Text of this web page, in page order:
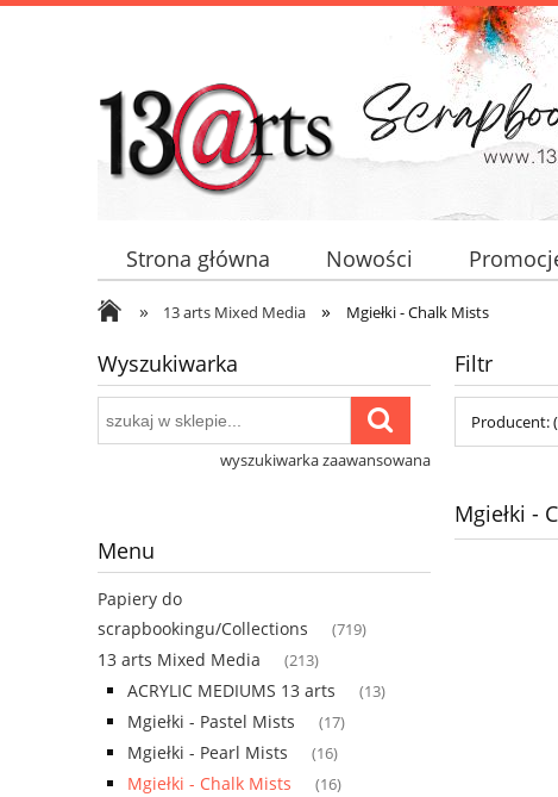
Strona główna Nowości
» 13 arts Mixed Media » Mgiełki - Chalk Mists
Wyszukiwarka
wyszukiwarka zaawansowana
Menu
Papiery do
scrapbookingu/Collections
(719)
13 arts Mixed Media (213)
ACRYLIC MEDIUMS 13 arts (13)
Mgiełki - Pastel Mists (17)
Mgiełki - Pearl Mists (16)
Mgiełki - Chalk Mists (16)
Filtr
Producent:
Mgiełki -